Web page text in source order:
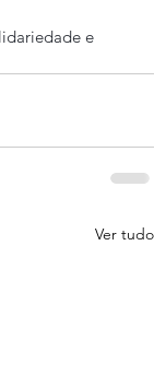
e
Ver tudo